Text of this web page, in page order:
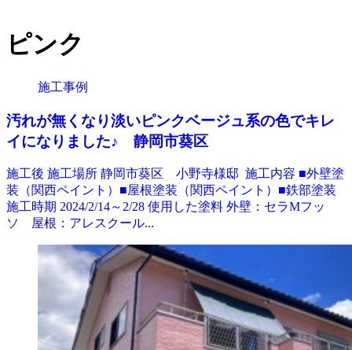
ピンク
施工事例
汚れが無くなり淡いピンクベージュ系の色でキレ
イになりました♪ 静岡市葵区
施工後 施工場所 静岡市葵区 小野寺様邸 施工内容 ■外壁塗
装（関西ペイント）■屋根塗装（関西ペイント）■鉄部塗装
施工時期 2024/2/14～2/28 使用した塗料 外壁：セラMフッ
ソ 屋根：アレスクール...